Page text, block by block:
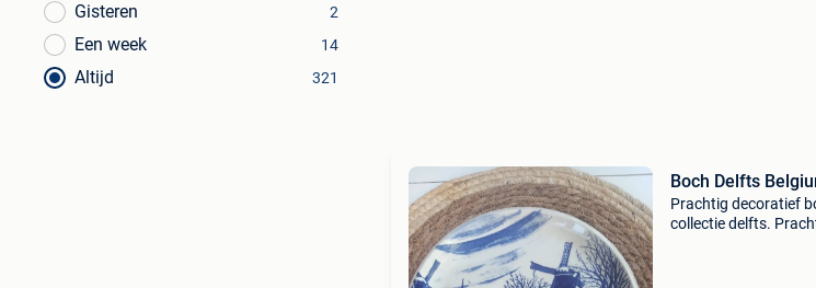
Gisteren 2
Een week 14
Altijd 321
Boch Delfts
Prachtig decoratief
collectie delfts.